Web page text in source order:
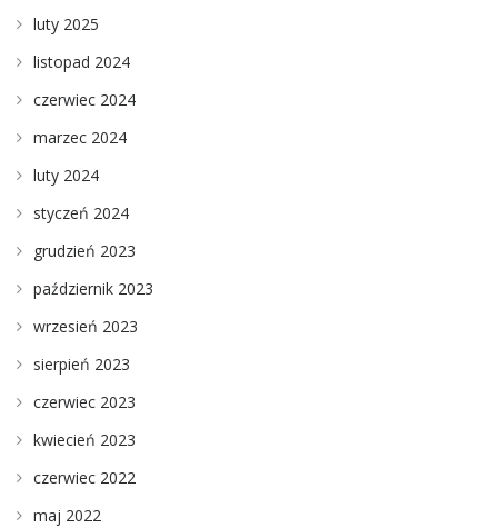
luty 2025
listopad 2024
czerwiec 2024
marzec 2024
luty 2024
styczeń 2024
grudzień 2023
październik 2023
wrzesień 2023
sierpień 2023
czerwiec 2023
kwiecień 2023
czerwiec 2022
maj 2022